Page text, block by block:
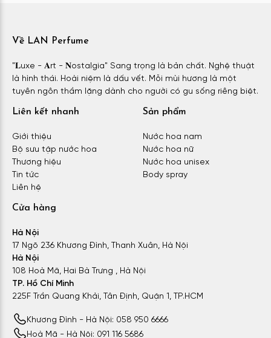
Về LAN Perfume
"𝐋uxe - 𝐀rt - 𝐍ostalgia" Sang trọng là bản chất. Nghệ thuật
là hình thái. Hoài niệm là dấu vết. Mỗi mùi hương là một
tuyên ngôn thầm lặng dành cho người có gu sống riêng biệt.
Liên kết nhanh
Giới thiệu
Bộ sưu tập nước hoa
Thương hiệu
Tin tức
Liên hệ
Sản phẩm
Nước hoa nam
Nước hoa nữ
Nước hoa unisex
Body spray
Cửa hàng
Hà Nội
17 Ngõ 236 Khương Đình, Thanh Xuân, Hà Nội
Hà Nội
108 Hoà Mã, Hai Bà Trưng , Hà Nội
TP. Hồ Chí Minh
225F Trần Quang Khải, Tân Định, Quận 1, TP.HCM
Khương Đình - Hà Nội: 058 950 6666
Hoà Mã - Hà Nội: 091 116 5686